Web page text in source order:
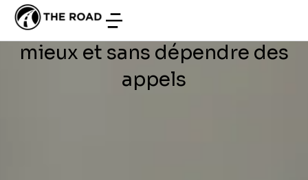
DÉVELOPPEMENT WEB
B2B en Tunisie : vendre plus,
mieux et sans dépendre des
appels